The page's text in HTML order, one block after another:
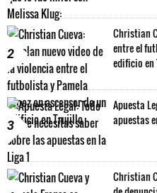
2
Christian
entre el
edificio en
3
Apuesta
apuestas
Christian